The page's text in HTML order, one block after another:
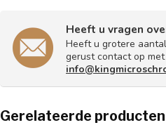
Heeft u vragen
Heeft u grotere
gerust contact op
Gerelateerde producten